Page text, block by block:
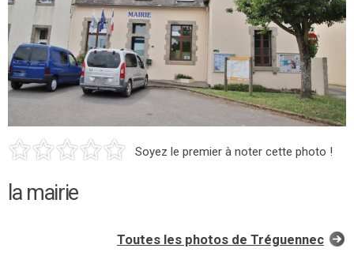
Soyez le premier à noter cette photo !
la mairie
Toutes les photos de Tréguennec